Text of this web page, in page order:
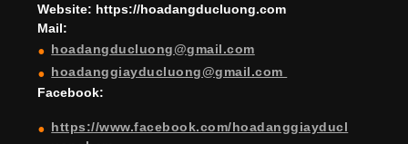
Website: https://hoadangducluong.com
Mail:
hoadangducluong@gmail.com
hoadanggiayducluong@gmail.com
Facebook:
https://www.facebook.com/hoadanggiayducl